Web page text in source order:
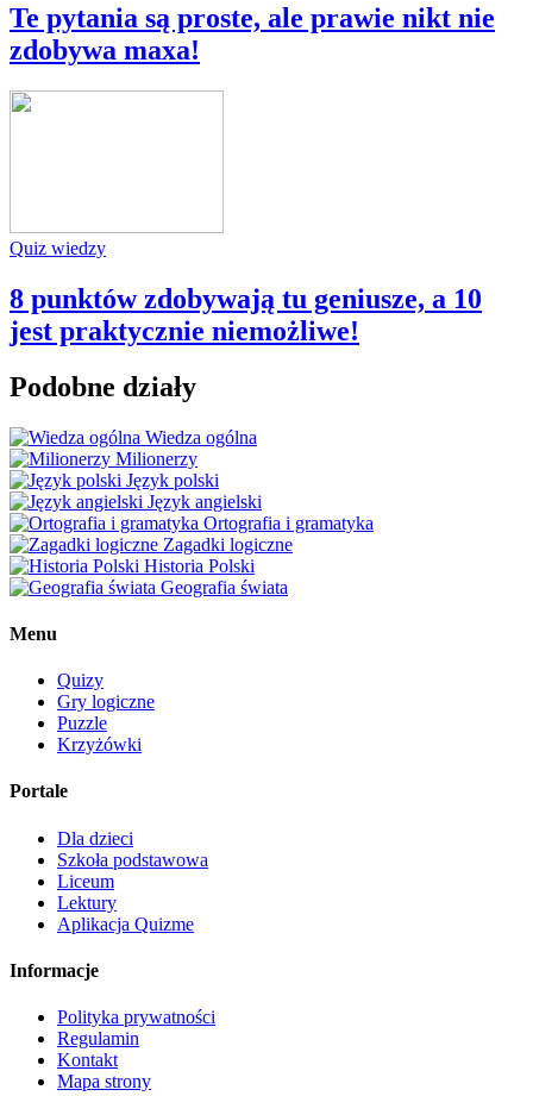
Te pytania są proste, ale prawie nikt nie
zdobywa maxa!
Quiz wiedzy
8 punktów zdobywają tu geniusze, a 10
jest praktycznie niemożliwe!
Podobne działy
Wiedza ogólna
Milionerzy
Język polski
Język angielski
Ortografia i gramatyka
Zagadki logiczne
Historia Polski
Geografia świata
Menu
Quizy
Gry logiczne
Puzzle
Krzyżówki
Portale
Dla dzieci
Szkoła podstawowa
Liceum
Lektury
Aplikacja Quizme
Informacje
Polityka prywatności
Regulamin
Kontakt
Mapa strony